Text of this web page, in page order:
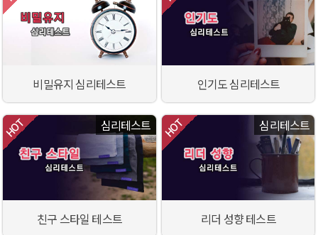
비밀유지 심리테스트 인기도 심리테스트
심리테스트
친구 스타일 테스트
심리테스트
리더 성향 테스트